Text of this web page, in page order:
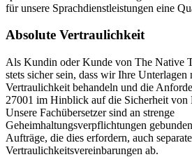
für unsere Sprachdienstleistungen eine
Absolute Vertraulichkeit
Als Kundin oder Kunde von The Native
stets sicher sein, dass wir Ihre Unterlagen
Vertraulichkeit behandeln und die
27001 im Hinblick auf die Sicherheit von
Unsere Fachübersetzer sind an strenge
Geheimhaltungsverpflichtungen
Aufträge, die dies erfordern, auch separate
Vertraulichkeitsvereinbarungen ab.